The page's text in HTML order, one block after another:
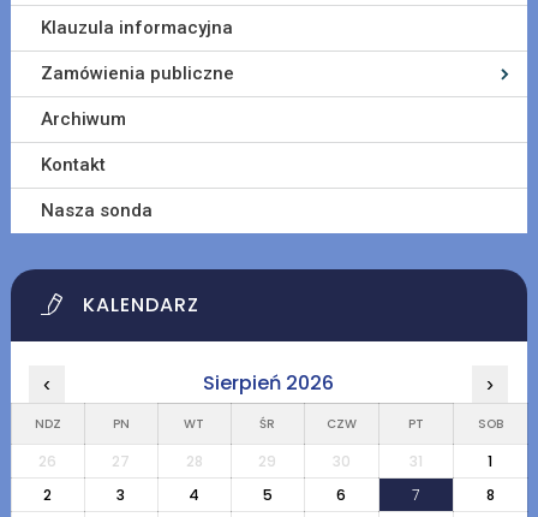
Klauzula informacyjna
Zamówienia publiczne
Archiwum
Kontakt
Nasza sonda
KALENDARZ
‹ Sierpień 2026 ›
NDZ PN WT ŚR CZW PT SOB
26 27 28 29 30 31
1
2
3 4 5 6 7
8